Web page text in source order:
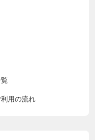
用の流れ